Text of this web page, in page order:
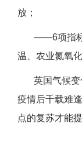
放；
——6项指标
温、农业氮氧
英国气候变
疫情后千载难
点的复苏才能